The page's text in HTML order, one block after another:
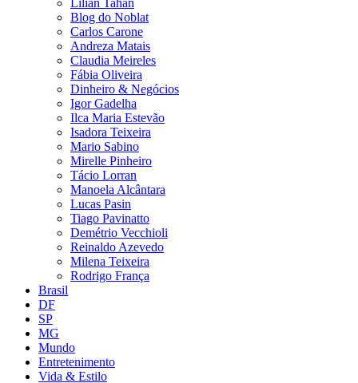
Blog do Noblat
Carlos Carone
Andreza Matais
Claudia Meireles
Fábia Oliveira
Dinheiro & Negócios
Igor Gadelha
Ilca Maria Estevão
Isadora Teixeira
Mario Sabino
Mirelle Pinheiro
Tácio Lorran
Manoela Alcântara
Lucas Pasin
Tiago Pavinatto
Demétrio Vecchioli
Reinaldo Azevedo
Milena Teixeira
Rodrigo França
Brasil
DF
SP
MG
Mundo
Entretenimento
Vida & Estilo